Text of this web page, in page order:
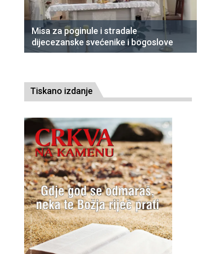
Misa za poginule i stradale
dijecezanske svećenike i bogoslove
Tiskano izdanje